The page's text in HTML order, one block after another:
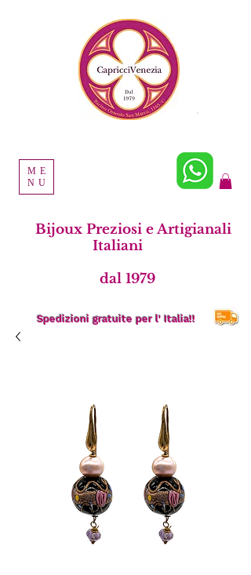
ME
NU
Bijoux Preziosi e Artigianali
Italiani
dal 1979
Spedizioni gratuite per l' Italia!!